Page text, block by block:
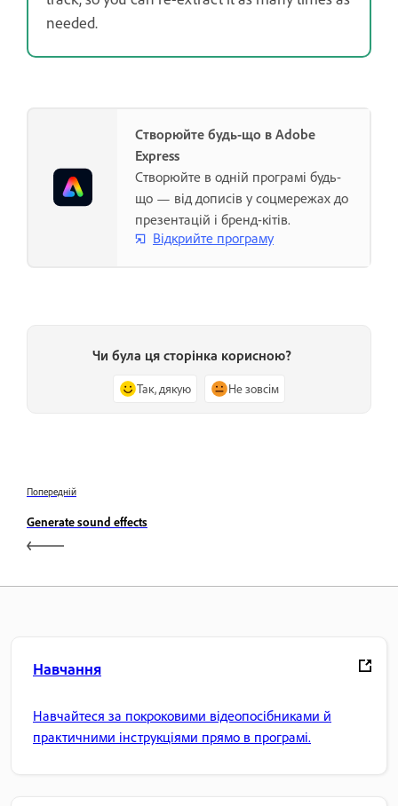
needed.
Створюйте будь-що в Adobe
Express
Створюйте в одній програмі будь-
що — від дописів у соцмережах до
презентацій і бренд-кітів.
Відкрийте програму
Чи була ця сторінка корисною?
Так, дякую Не зовсім
Попередній
Generate sound effects
Навчання
Навчайтеся за покроковими відеопосібниками й
практичними інструкціями прямо в програмі.